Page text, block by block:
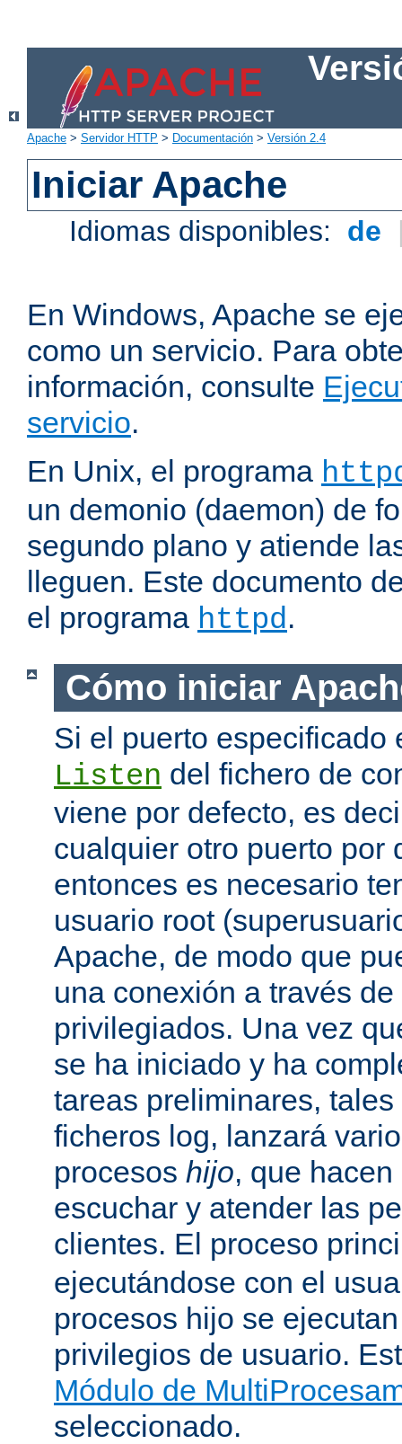
Apache > Servidor HTTP > Documentación > Versión 2.4
Iniciar Apache
Idiomas disponibles: de
En Windows, Apache se
como un servicio. Para
información, consulte
servicio.
En Unix, el programa
un demonio (daemon) de
segundo plano y atiende
lleguen. Este documento
el programa httpd.
Cómo iniciar
Si el puerto especificado
Listen del fichero de
viene por defecto, es
cualquier otro puerto por
entonces es necesario
usuario root
Apache, de modo que
una conexión a través
privilegiados. Una vez
se ha iniciado y ha
tareas preliminares,
ficheros log, lanzará
procesos hijo, que
escuchar y atender las
clientes. El proceso
ejecutándose con el
procesos hijo se
privilegios de usuario.
Módulo de
seleccionado.